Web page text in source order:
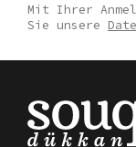
Mit Ihrer
Sie unsere